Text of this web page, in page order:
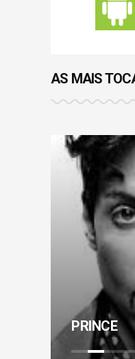
AS MAIS
PRINCE